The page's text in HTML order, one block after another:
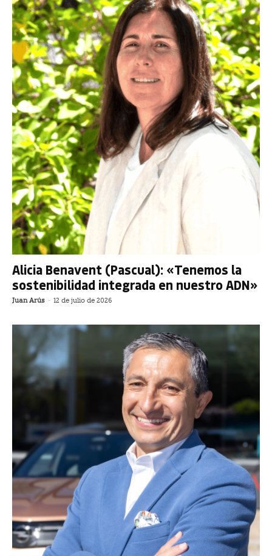
Alicia Benavent (Pascual): «Tenemos la
sostenibilidad integrada en nuestro ADN»
Juan Arús - 12 de julio de 2026